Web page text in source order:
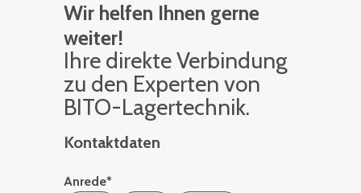
Wir helfen Ihnen gerne
weiter!
Ihre di­rek­te Ver­bin­dung
zu den Ex­per­ten von
BITO-La­ger­tech­nik.
Kontaktdaten
Anrede*